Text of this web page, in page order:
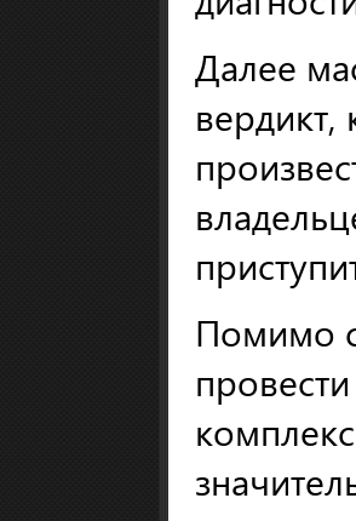
Далее
вердикт,
Помимо